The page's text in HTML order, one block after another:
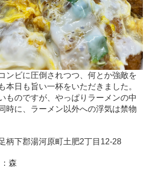
ンビに圧倒されつつ、何とか強敵を
本日も旨い一杯をいただきました。
ものですが、やっぱりラーメンの中
時に、ラーメン以外への浮気は禁物
柄下郡湯河原町土肥2丁目12-28
森